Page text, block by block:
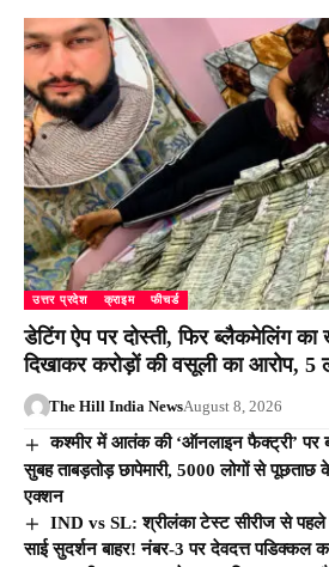
उत्तर प्रदेश क्राइम फीचर्ड
डेटिंग ऐप पर दोस्ती, फिर ब्लैकमेलिंग
दिखाकर करोड़ों की वसूली का आरोप,
The Hill India NewsAugust 8, 2026
कश्मीर में आतंक की ‘ऑनलाइन फैक्ट्री’ पर
सुबह ताबड़तोड़ छापेमारी, 5000 लोगों से पूछताछ
एक्शन
IND vs SL: श्रीलंका टेस्ट सीरीज से पहले
साई सुदर्शन बाहर! नंबर-3 पर देवदत्त पडिक्कल